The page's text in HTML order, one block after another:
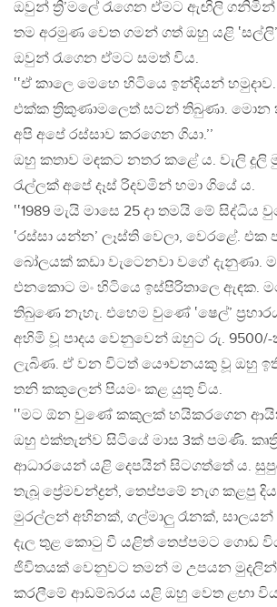
ඔවුන් ත්‍රි’මලේ රැගෙන ඒමට ඇඟිලි
තම අරමුණ වෙත ගමන් ගත් ඔහු යළි
ඔවුන් රැගෙන ඒමට සමත් විය.
‛‛ඒ කාලෙ මෙහෙ හිටියෙ ඉන්දියන්
එක්ක ත්‍රිකුණාමලෙත් සටන් තිබුණා.
අපි අපේ රස්සාව කරගෙන ගියා.’’
ඔහු කතාව මඳකට නතර කළේ ය. වැලි දූලි
රැල්ලක් අපේ දෑස් රිදවමින් හමා ගියේ ය.
‛‛1989 මැයි මාසෙ 25 දා තමයි මේ
‛රස්සා යන්න’ ලෑස්ති වෙලා, වෙරළේ. එක
බෝලයක් කඩා වැටෙනවා වගේ දැනුණා.
එනකොට මං හිටියෙ ඉස්පිරිතාලෙ ඇඳක.
තිබුණෙ නැහැ. එහෙම වුණේ ‛ෂෙල්’
අහිමි වූ පාදය වෙනුවෙන් ඔහුට රු.
ලැබිණ. ඒ වන විටත් යෞවනයකු වූ ඔහු
තනි කකුලෙන් පියමං කළ යුතු විය.
‛‛මට ඕන වුණේ කකුලක් හයිකරගෙන
ඔහු එක්තැන්ව සිටියේ මාස 3ක් පමණි.
ආධාරයෙන් යළි දෙපයින් සිටගත්තේ ය.
තැබූ ප්‍රේමචන්ද්‍රන්, තෙප්පමේ නැග කළපු
මුරල්ලන් අහිනක්, ගල්මාලු රෑනක්,
දැල තුළ කොටු වී යළිත් තෙප්පමට ගොඩ
ජිවිතයක් වෙනුවට තමන් ම උපයන
කරලීමේ ආඩම්බරය යළි ඔහු වෙත ළඟා